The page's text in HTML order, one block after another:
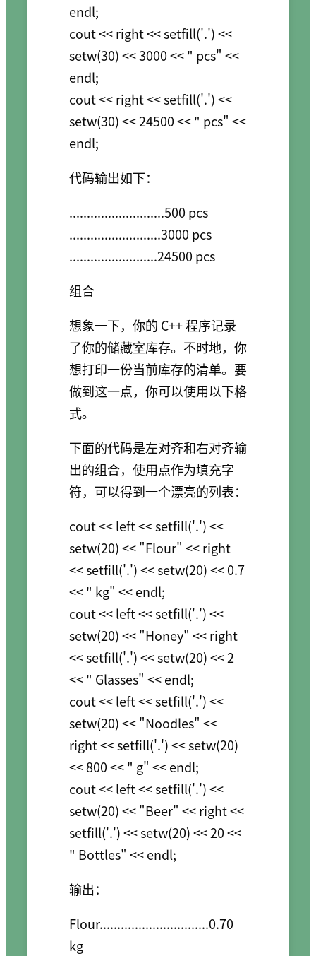
endl;
cout << right << setfill('.') <<
setw(30) << 3000 << " pcs" <<
endl;
cout << right << setfill('.') <<
setw(30) << 24500 << " pcs" <<
代码输出如下：
...........................500 pcs
..........................3000 pcs
组合
想象一下，你的 C++ 程序记录
了你的储藏室库存。不时地，你
想打印一份当前库存的清单。要
做到这一点，你可以使用以下格
式。
下面的代码是左对齐和右对齐输
出的组合，使用点作为填充字
符，可以得到一个漂亮的列表：
cout << left << setfill('.') <<
setw(20) << "Flour" << right
<< setfill('.') << setw(20) << 0.7
<< " kg" << endl;
cout << left << setfill('.') <<
setw(20) << "Honey" << right
<< setfill('.') << setw(20) << 2
<< " Glasses" << endl;
cout << left << setfill('.') <<
setw(20) << "Noodles" <<
right << setfill('.') << setw(20)
<< 800 << " g" << endl;
cout << left << setfill('.') <<
setw(20) << "Beer" << right <<
setfill('.') << setw(20) << 20 <<
输出：
Flour...............................0.70
kg